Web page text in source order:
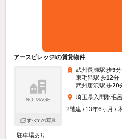
アースビレッジIの賃貸物件
すべての写真
武州長瀬駅 歩9分
東毛呂駅 歩12分
武州唐沢駅 歩20
埼玉県入間郡毛
2階建 / 13年6ヶ月 /
駐車場あり